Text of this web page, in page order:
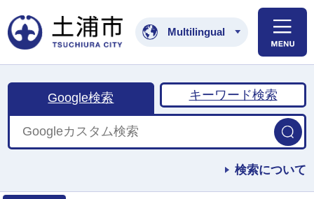
土浦市公式ホームペ
Multilingual
Google検索 キーワード検索
検索について